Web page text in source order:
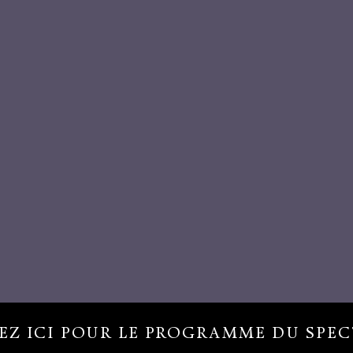
ICI POUR LE PROGRAMME DU